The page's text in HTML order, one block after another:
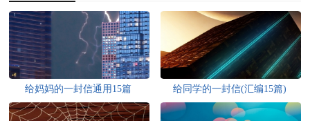
给妈妈的一封信通用15篇 给同学的一封信(汇编15篇)